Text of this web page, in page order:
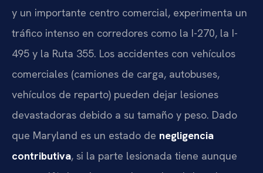
y un importante centro comercial, experimenta un
tráfico intenso en corredores como la I-270, la I-
495 y la Ruta 355. Los accidentes con vehículos
comerciales (camiones de carga, autobuses,
vehículos de reparto) pueden dejar lesiones
devastadoras debido a su tamaño y peso. Dado
que Maryland es un estado de negligencia
contributiva, si la parte lesionada tiene aunque